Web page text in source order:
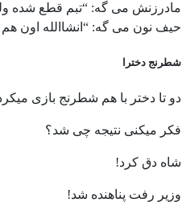
مادرزنش می گه: “تبم قطع شده
حیف نون می گه: “انشاالله اون
شطرنج دخترا
ﺩﻭ ﺗﺎ ﺩﺧﺘﺮ ﺑﺎ ﻫﻢ ﺷﻄﺮﻧﺞ ﺑﺎﺯﯼ
ﻓﮑﺮ ﻣﯿﮑﻨﯽ ﻧﺘﯿﺠﻪ ﭼﯽ ﺷﺪ؟
ﺷﺎﻩ ﺩﻕ ﮐﺮﺩ!
ﻭﺯﯾﺮ ﺭﻓﺖ ﭘﻨﺎﻫﻨﺪﻩ ﺷﺪ!